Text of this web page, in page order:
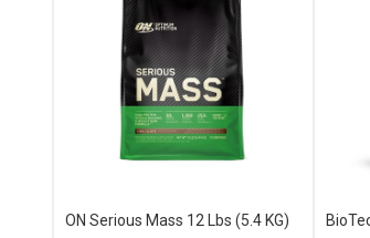
ON Serious Mass 12 Lbs (5.4 KG)